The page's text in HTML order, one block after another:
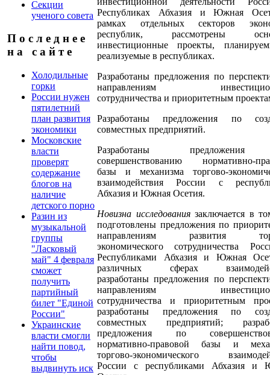
Секции
ученого совета
П о с л е д н е е
н а с а й т е
Холодильные
горки
России нужен
пятилетний
план развития
экономики
Московские
власти
проверят
содержание
блогов на
наличие
детского порно
Разин из
музыкальной
группы
"Ласковый
май" 4 февраля
сможет
получить
партийный
билет "Единой
России"
Украинские
власти смогли
найти повод,
чтобы
выдвинуть иск
Республиках Абхазия и Южная
рамках отдельных секторов
республик, рассмотрены
инвестиционные проекты,
реализуемые в республиках.
Разработаны предложения по
направлениям
сотрудничества и приоритетным
Разработаны предложения по
совместных предприятий.
Разработаны
совершенствованию нормативно-
базы и механизма торгово-
взаимодействия России с
Абхазия и Южная Осетия.
Новизна исследованиязаключается в
подготовлены предложения по
направлениям развития
экономического сотрудничества
Республиками Абхазия и Южная
различных сферах
разработаны предложения по
направлениям
сотрудничества и приоритетным
разработаны предложения по
совместных предприятий;
предложения по
нормативно-правовой базы и
торгово-экономического
России с республиками Абхазия и